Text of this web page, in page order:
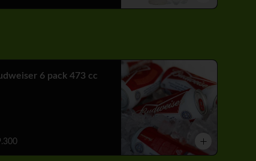
6 pack 473 cc